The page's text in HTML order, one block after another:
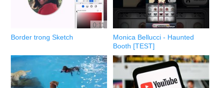
0:11
Border trong Sketch
Monica Bellucci - Haunted
Booth [TEST]